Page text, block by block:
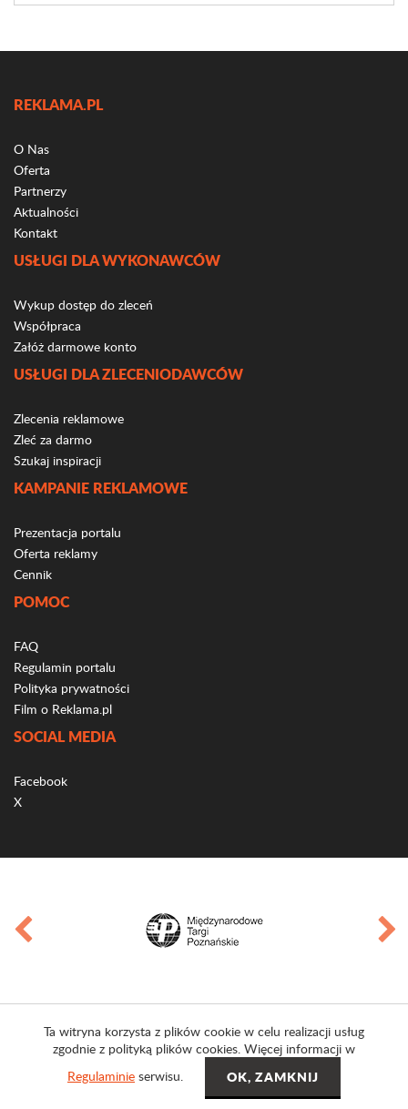
REKLAMA.PL
O Nas
Oferta
Partnerzy
Aktualności
Kontakt
USŁUGI DLA WYKONAWCÓW
Wykup dostęp do zleceń
Współpraca
Załóż darmowe konto
USŁUGI DLA ZLECENIODAWCÓW
Zlecenia reklamowe
Zleć za darmo
Szukaj inspiracji
KAMPANIE REKLAMOWE
Prezentacja portalu
Oferta reklamy
Cennik
POMOC
FAQ
Regulamin portalu
Polityka prywatności
Film o Reklama.pl
SOCIAL MEDIA
Facebook
X
Ta witryna korzysta z plików cookie w celu realizacji usług
zgodnie z polityką plików cookies. Więcej informacji w
Regulaminie serwisu.